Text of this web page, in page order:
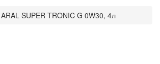
SUPER TRONIC G 0W30, 4л